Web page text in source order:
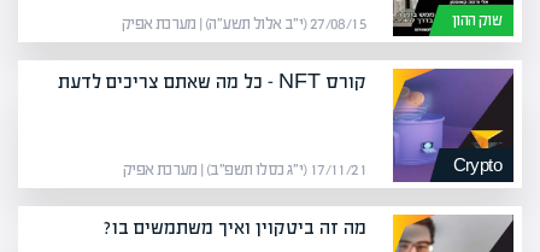
שוק ההון 27/08/15 (י״ב אלול תשע״ה) | מערכת אפיק
Crypto
קורס NFT – כל מה שאתם צריכים לדעת
17/11/21 (י״ג כסלו תשפ״ב) | מערכת אפיק
מה זה ביטקוין ואיך משתמשים בו?